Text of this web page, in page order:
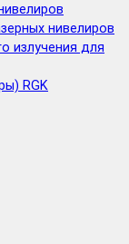
нивелиров
излучения для
RGK